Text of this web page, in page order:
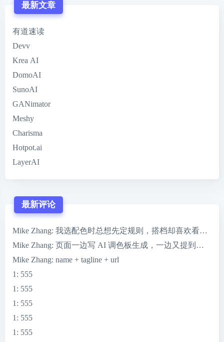
最新文章
有道速读
Devv
Krea AI
DomoAI
SunoAI
GANimator
Meshy
Charisma
Hotpot.ai
LayerAI
最新评论
Mike Zhang: 我选配色时总想先定规则，搭档却喜欢看到
Mike Zhang: 页面一边写 AI 调色板生成，一边又提到一键完
Mike Zhang: name + tagline + url
1 : 555
1 : 555
1 : 555
1 : 555
1 : 555